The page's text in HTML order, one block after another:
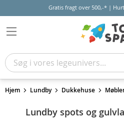
Gratis fragt over 500,-* |
Hjem Lundby Dukkehuse
Lundby spots og